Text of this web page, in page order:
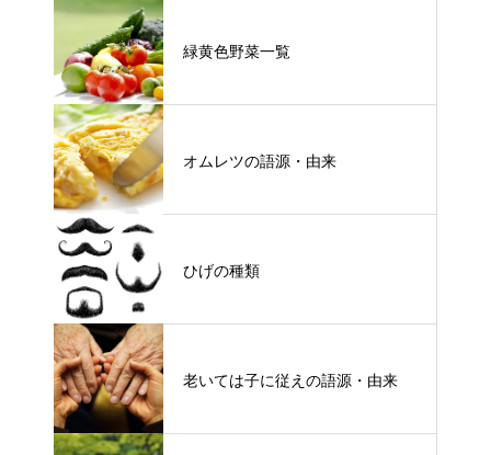
緑黄色野菜一覧
オムレツの語源・由来
ひげの種類
老いては子に従えの語源・由来